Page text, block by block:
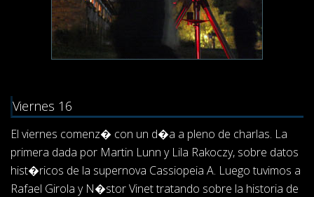
Viernes 16
El viernes comenz� con un d�a a pleno de charlas. La
primera dada por Martin Lunn y Lila Rakoczy, sobre datos
hist�ricos de la supernova Cassiopeia A. Luego tuvimos a
Rafael Girola y N�stor Vinet tratando sobre la historia de